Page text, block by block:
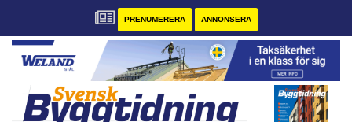
PRENUMERERA ANNONSERA